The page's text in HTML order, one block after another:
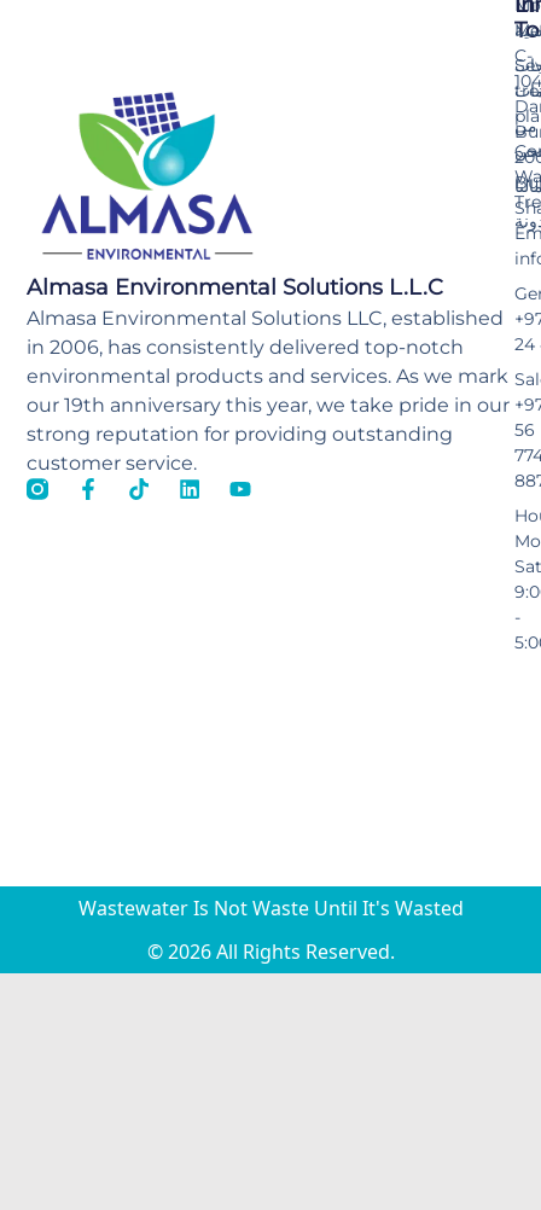
Almasa Environmental Solutions L.L.C
Almasa Environmental Solutions LLC, established
in 2006, has consistently delivered top-notch
environmental products and services. As we mark
our 19th anniversary this year, we take pride in our
strong reputation for providing outstanding
customer service.
من
C-
24
56
Sat
-
Wastewater Is Not Waste Until It's Wasted
© 2026 All Rights Reserved.